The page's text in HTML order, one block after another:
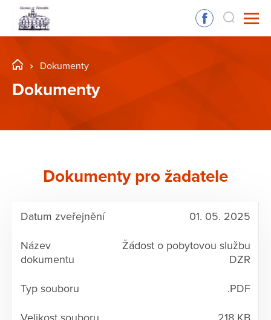
Dokumenty
Dokumenty
Dokumenty pro žadatele
01. 05. 2025
Žádost o pobytovou službu
DZR
.PDF